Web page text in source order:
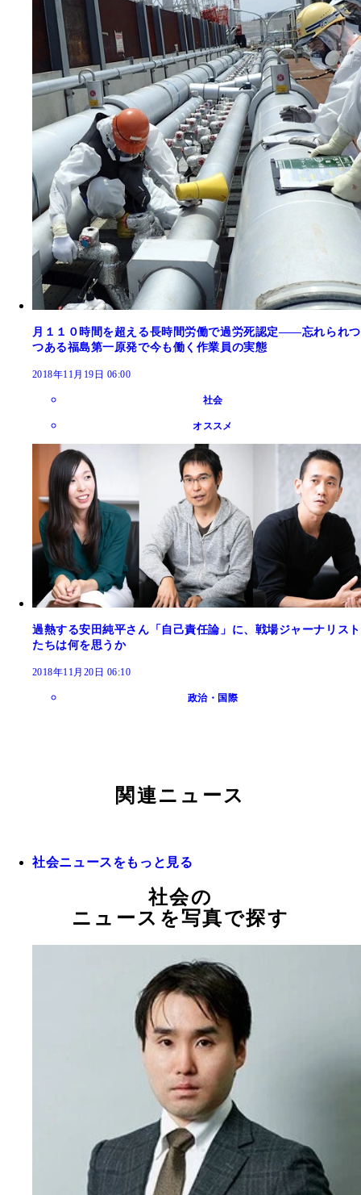
月１１０時間を超える長時間労働で過労死認定――忘れられつ
つある福島第一原発で今も働く作業員の実態
2018年11月19日 06:00
社会
オススメ
過熱する安田純平さん「自己責任論」に、戦場ジャーナリスト
たちは何を思うか
2018年11月20日 06:10
政治・国際
関連ニュース
社会ニュースをもっと見る
社会の
ニュースを写真で探す